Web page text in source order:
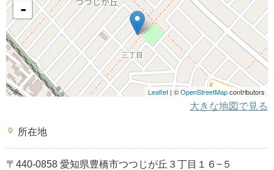
-
Leaflet | ©OpenStreetMapcontributors
大きな地図で見る
place 所在地
〒440-0858 愛知県豊橋市つつじが丘３丁目１６−５